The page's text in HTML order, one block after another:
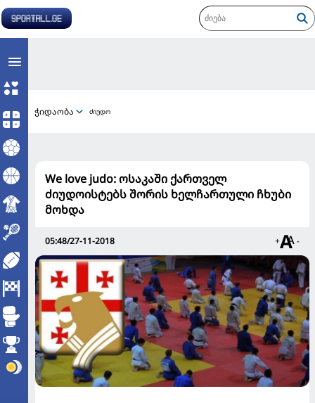
ჭიდაობა ძიუდო
We love judo: ოსაკაში ქართველ
ძიუდოისტებს შორის ხელჩართული ჩხუბი
მოხდა
05:48/27-11-2018 + -